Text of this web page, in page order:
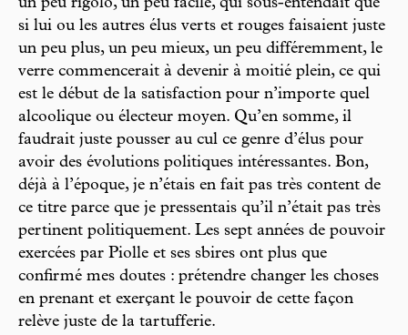
un peu rigolo, un peu facile, qui sous-entendait que
si lui ou les autres élus verts et rouges faisaient juste
un peu plus, un peu mieux, un peu différemment, le
verre commencerait à devenir à moitié plein, ce qui
est le début de la satisfaction pour n’importe quel
alcoolique ou électeur moyen. Qu’en somme, il
faudrait juste pousser au cul ce genre d’élus pour
avoir des évolutions politiques intéressantes. Bon,
déjà à l’époque, je n’étais en fait pas très content de
ce titre parce que je pressentais qu’il n’était pas très
pertinent politiquement. Les sept années de pouvoir
exercées par Piolle et ses sbires ont plus que
confirmé mes doutes : prétendre changer les choses
en prenant et exerçant le pouvoir de cette façon
relève juste de la tartufferie.